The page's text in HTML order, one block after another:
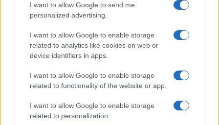
I want to allow Google to send me
personalized advertising.
I want to allow Google to enable storage
related to analytics like cookies on web or
device identifiers in apps.
I want to allow Google to enable storage
related to functionality of the website or app.
I want to allow Google to enable storage
related to personalization.